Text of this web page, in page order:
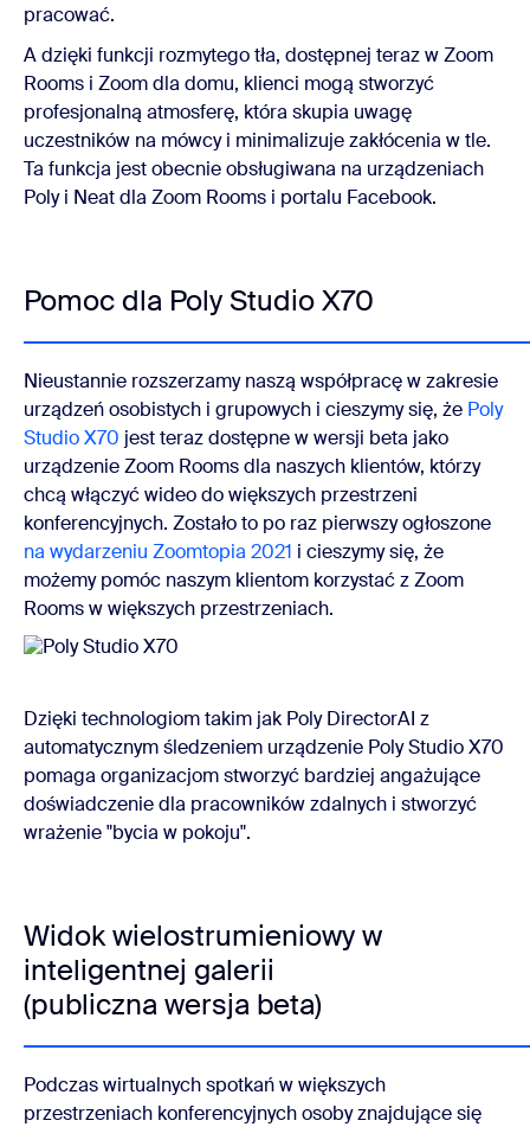
pracować.
A dzięki funkcji rozmytego tła, dostępnej teraz w Zoom
Rooms i Zoom dla domu, klienci mogą stworzyć
profesjonalną atmosferę, która skupia uwagę
uczestników na mówcy i minimalizuje zakłócenia w tle.
Ta funkcja jest obecnie obsługiwana na urządzeniach
Poly i Neat dla Zoom Rooms i portalu Facebook.
Pomoc dla Poly Studio X70
Nieustannie rozszerzamy naszą współpracę w zakresie
urządzeń osobistych i grupowych i cieszymy się, że Poly
Studio X70 jest teraz dostępne w wersji beta jako
urządzenie Zoom Rooms dla naszych klientów, którzy
chcą włączyć wideo do większych przestrzeni
konferencyjnych. Zostało to po raz pierwszy ogłoszone
na wydarzeniu Zoomtopia 2021 i cieszymy się, że
możemy pomóc naszym klientom korzystać z Zoom
Rooms w większych przestrzeniach.
Dzięki technologiom takim jak Poly DirectorAI z
automatycznym śledzeniem urządzenie Poly Studio X70
pomaga organizacjom stworzyć bardziej angażujące
doświadczenie dla pracowników zdalnych i stworzyć
wrażenie "bycia w pokoju".
Widok wielostrumieniowy w
inteligentnej galerii
(publiczna wersja beta)
Podczas wirtualnych spotkań w większych
przestrzeniach konferencyjnych osoby znajdujące się